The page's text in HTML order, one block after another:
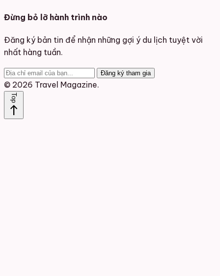
Đừng bỏ lỡ hành trình nào
Đăng ký bản tin để nhận những gợi ý du lịch tuyệt vời
nhất hàng tuần.
Đăng ký tham gia
© 2026 Travel Magazine.
Top
north